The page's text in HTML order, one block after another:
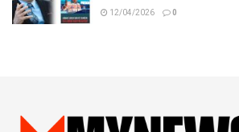
12/04/2026 0